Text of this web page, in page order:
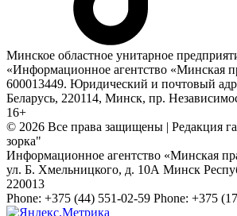
Минское областное унитарное
«Информационное агентство «Минская
600013449. Юридический и почтовый
Беларусь, 220114, Минск, пр.
16+
© 2026 Все права защищены | Редакция
зорка"
Информационное агентство «Минская
ул. Б. Хмельницкого, д. 10А Минск
220013
Phone: +375 (44) 551-02-59 Phone: +375